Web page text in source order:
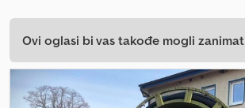
Ovi oglasi bi vas takođe mogli